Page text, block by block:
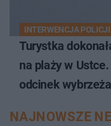
INTERWENCJA POLICJI
Turystka
na plaży w
odcinek wybrzeża
NAJNOWSZE